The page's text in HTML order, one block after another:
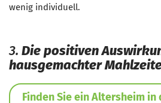
wenig individuell.
3. Die positiven
hausgemachter
Finden Sie ein Altersheim in